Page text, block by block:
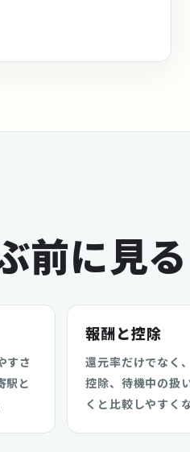
前に見
すさ
駅と
報酬と控除
還元率だけでなく
控除、待機中の扱
くと比較しやすく